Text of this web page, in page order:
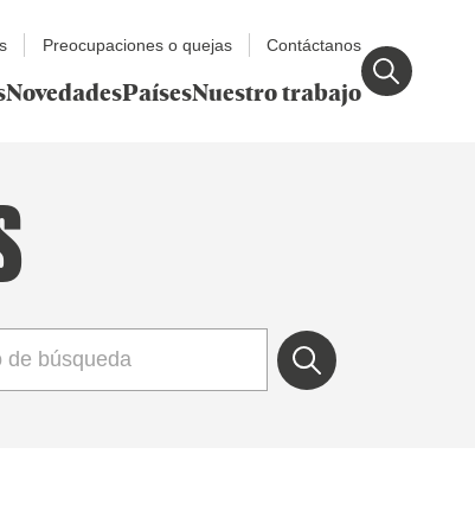
Preocupaciones o quejas Contáctanos
NovedadesPaísesNuestro trabajo